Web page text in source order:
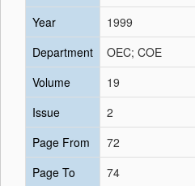
Year
1999
Department
OEC; COE
Volume
19
Issue
2
Page From
72
Page To
74